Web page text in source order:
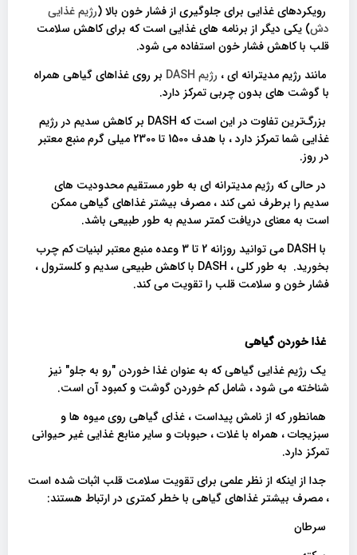
رویکردهای غذایی برای جلوگیری از فشار خون بالا (رژیم غذایی
دش) یکی دیگر از برنامه های غذایی است که برای کاهش سلامت
قلب با کاهش فشار خون استفاده می شود.
مانند رژیم مدیترانه ای ، رژیم DASH
بر روی غذاهای گیاهی همراه
با گوشت های بدون چربی تمرکز دارد.
بزرگ‌ترین تفاوت در این است که DASH بر کاهش سدیم در رژیم
غذایی شما تمرکز دارد ، با هدف 1500 تا 2300 میلی گرم منبع معتبر
در روز.
در حالی که رژیم مدیترانه ای به طور مستقیم محدودیت های
سدیم را برطرف نمی کند ، مصرف بیشتر غذاهای گیاهی ممکن
است به معنای دریافت کمتر سدیم به طور طبیعی باشد.
با DASH می توانید روزانه 2 تا 3 وعده منبع معتبر لبنیات کم چرب
بخورید. به طور کلی ، DASH با کاهش طبیعی سدیم و کلسترول ،
فشار خون و سلامت قلب را تقویت می کند.
غذا خوردن گیاهی
یک رژیم غذایی گیاهی که به عنوان غذا خوردن "رو به جلو" نیز
شناخته می شود ، شامل کم خوردن گوشت و کمبود آن است.
همانطور که از نامش پیداست ، غذای گیاهی روی میوه ها و
سبزیجات ، همراه با غلات ، حبوبات و سایر منابع غذایی غیر حیوانی
تمرکز دارد.
جدا از اینکه از نظر علمی برای تقویت سلامت قلب اثبات شده است
، مصرف بیشتر غذاهای گیاهی با خطر کمتری در ارتباط هستند:
سرطان